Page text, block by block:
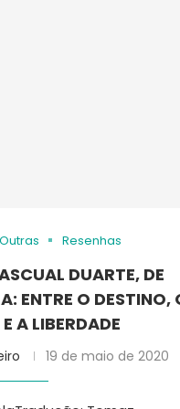
Outras Resenhas
DUARTE, DE
ENTRE O DESTINO,
A LIBERDADE
19 de maio de 2020